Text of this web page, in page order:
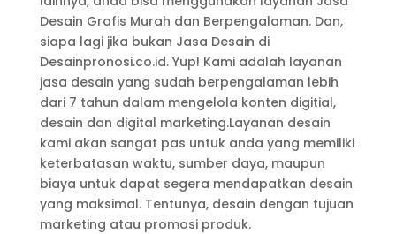
Desain Grafis Murah dan Berpengalaman. Dan,
siapa lagi jika bukan Jasa Desain di
Desainpronosi.co.id. Yup! Kami adalah layanan
jasa desain yang sudah berpengalaman lebih
dari 7 tahun dalam mengelola konten digitial,
desain dan digital marketing.Layanan desain
kami akan sangat pas untuk anda yang memiliki
keterbatasan waktu, sumber daya, maupun
biaya untuk dapat segera mendapatkan desain
yang maksimal. Tentunya, desain dengan tujuan
marketing atau promosi produk.